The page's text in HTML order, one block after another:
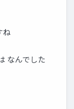
ね
なんでした